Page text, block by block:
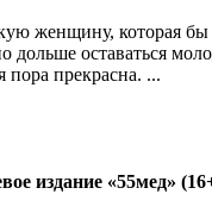
женщину, которая
дольше оставаться
пора прекрасна. ...
издание «55мед»